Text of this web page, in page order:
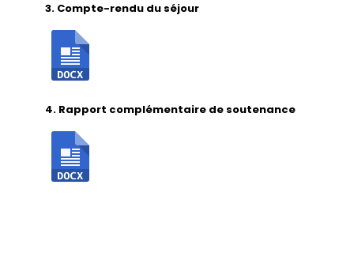
3. Compte-rendu du séjour
4. Rapport complémentaire de soutenance